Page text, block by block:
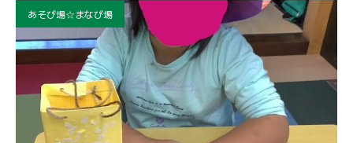
あそび場☆まなび場